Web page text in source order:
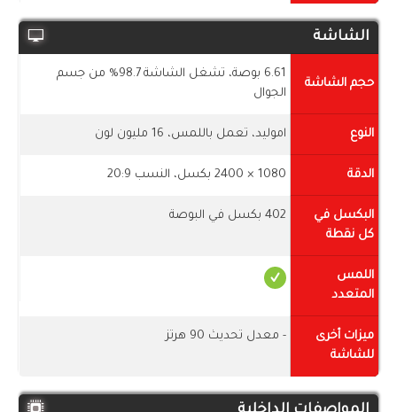
الشاشة
حجم الشاشة
6.61 بوصة، تشغل الشاشة 98.7% من جسم
الجوال
النوع اموليد، تعمل باللمس، 16 مليون لون
الدقة 1080 × 2400 بكسل، النسب 20:9
البكسل في
كل نقطة
402 بكسل في البوصة
اللمس
المتعدد
ميزات أخرى
للشاشة
- معدل تحديث 90 هرتز